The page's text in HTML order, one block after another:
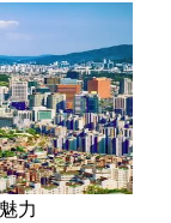
力